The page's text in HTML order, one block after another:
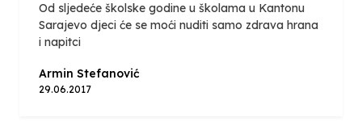
Od sljedeće školske godine u školama u Kantonu
Sarajevo djeci će se moći nuditi samo zdrava hrana
i napitci
Armin Stefanović
29.06.2017